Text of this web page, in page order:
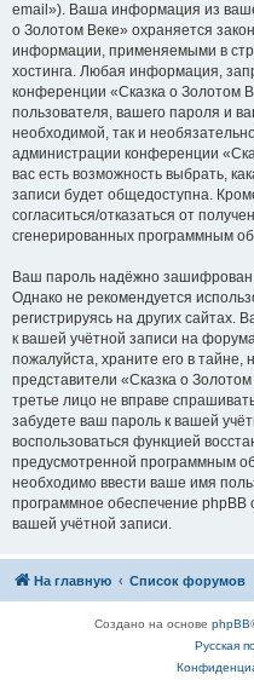
email»). Ваша информация из
о Золотом Веке» охраняется
информации, применяемыми в
хостинга. Любая информация,
конференции «Сказка о Золотом
пользователя, вашего пароля и
необходимой, так и
администрации конференции
вас есть возможность выбрать,
записи будет общедоступна.
согласиться/отказаться от
сгенерированных программным
Ваш пароль надёжно
Однако не рекомендуется
регистрируясь на других сайтах.
к вашей учётной записи на
пожалуйста, храните его в тайне,
представители «Сказка о
третье лицо не вправе
забудете ваш пароль к вашей
воспользоваться функцией
предусмотренной программным
необходимо ввести ваше имя
программное обеспечение phpBB
вашей учётной записи.
На главную Список форумов
Создано на основе phpBB
Русская